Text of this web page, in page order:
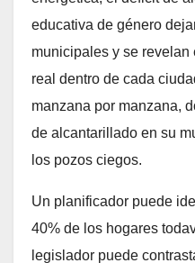
educativa de género
municipales y se revelan
real dentro de cada
manzana por manzana,
de alcantarillado en su
los pozos ciegos.
Un planificador puede
40% de los hogares
legislador puede